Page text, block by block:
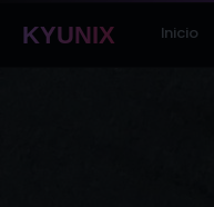
KYUNIX Inicio